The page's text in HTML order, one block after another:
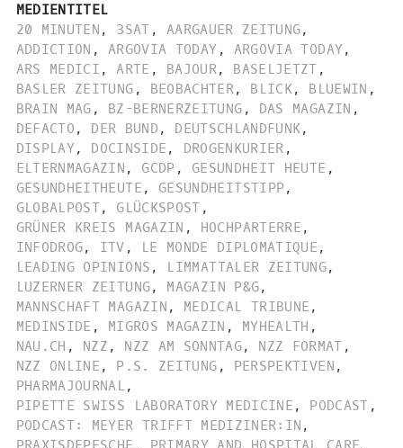
MEDIENTITEL
20 MINUTEN , 3SAT , AARGAUER ZEITUNG,
ADDICTION , ARGOVIA TODAY , ARGOVIA TODAY,
ARS MEDICI , ARTE , BAJOUR, BASELJETZT ,
BASLER ZEITUNG , BEOBACHTER, BLICK, BLUEWIN ,
BRAIN MAG , BZ-BERNERZEITUNG , DAS MAGAZIN ,
DEFACTO , DER BUND , DEUTSCHLANDFUNK,
DISPLAY, DOCINSIDE , DROGENKURIER ,
ELTERNMAGAZIN , GCDP , GESUNDHEIT HEUTE ,
GESUNDHEITHEUTE , GESUNDHEITSTIPP,
GLOBALPOST, GLÜCKSPOST ,
GRÜNER KREIS MAGAZIN , HOCHPARTERRE ,
INFODROG, ITV , LE MONDE DIPLOMATIQUE ,
LEADING OPINIONS , LIMMATTALER ZEITUNG,
LUZERNER ZEITUNG, MAGAZIN P&G,
MANNSCHAFT MAGAZIN , MEDICAL TRIBUNE ,
MEDINSIDE , MIGROS MAGAZIN , MYHEALTH ,
NAU.CH , NZZ , NZZ AM SONNTAG, NZZ FORMAT ,
NZZ ONLINE , P.S. ZEITUNG , PERSPEKTIVEN ,
PHARMAJOURNAL ,
PIPETTE SWISS LABORATORY MEDICINE , PODCAST ,
PODCAST: MEYER TRIFFT MEDIZINER:IN ,